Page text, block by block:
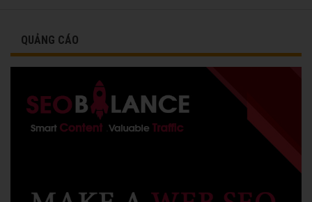
QUẢNG CÁO